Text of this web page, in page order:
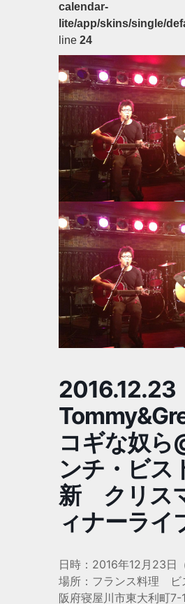
calendar-
lite/app/skins/single/
line 24
2016.12.23
コギな奴ら
ンチ・ビス
新 クリス
ィナーライ
日時：2016年12月23日
場所：フランス料理
阪府寝屋川市東大利町